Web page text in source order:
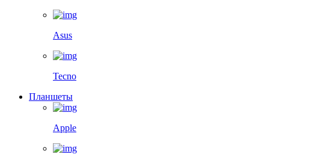
Asus
Tecno
Планшеты
Apple